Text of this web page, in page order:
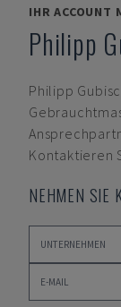
IHR ACCOUNT
Philipp
Philipp
Kontaktieren
NEHMEN SIE